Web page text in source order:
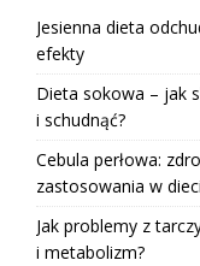
Jesienna dieta
efekty
Dieta sokowa – jak
i schudnąć?
Cebula perłowa:
zastosowania w
Jak problemy z
i metabolizm?